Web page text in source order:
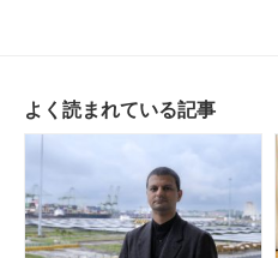
よく読まれている記事